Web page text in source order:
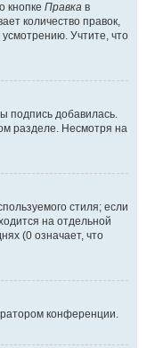
кнопке Правка в
количество правок,
Учтите, что
подпись добавилась.
разделе. Несмотря на
стиля; если
на отдельной
(0 означает, что
конференции.